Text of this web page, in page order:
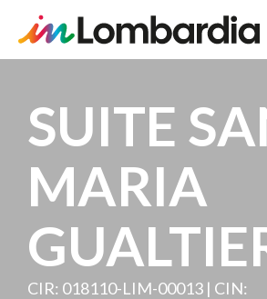
main
content
SUITE
MARIA
CIR: 018110-LIM-00013 | CIN: